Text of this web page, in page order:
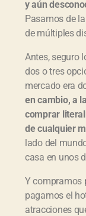
y aún
Pasamos de
de múltiples
Antes, seguro
dos o tres
mercado era
en cambio, a
comprar
de cualquier
lado del
casa en unos
Y compramos
pagamos el
atracciones